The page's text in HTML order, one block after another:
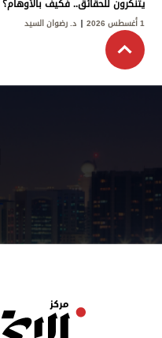
يتنكرون للحقائق.. فكيف بالأوهام؟
1 أغسطس 2026 د. رضوان السيد